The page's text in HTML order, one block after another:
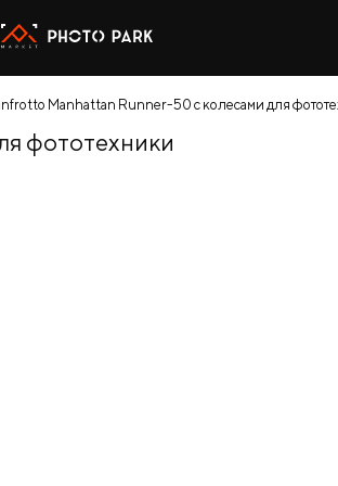
Manhattan Runner-50 с колесами для
фототехники